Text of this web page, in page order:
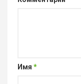
Имя *